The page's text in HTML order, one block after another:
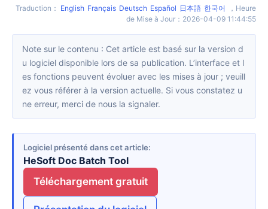
Traduction ： English Français Deutsch Español 日本語 한국어 ， Heure
de Mise à Jour ： 2026-04-09 11:44:55
Note sur le contenu : Cet article est basé sur la version d
u logiciel disponible lors de sa publication. L’interface et l
es fonctions peuvent évoluer avec les mises à jour ; veuill
ez vous référer à la version actuelle. Si vous constatez u
ne erreur, merci de nous la signaler.
Logiciel présenté dans cet article
HeSoft Doc Batch Tool
Téléchargement gratuit